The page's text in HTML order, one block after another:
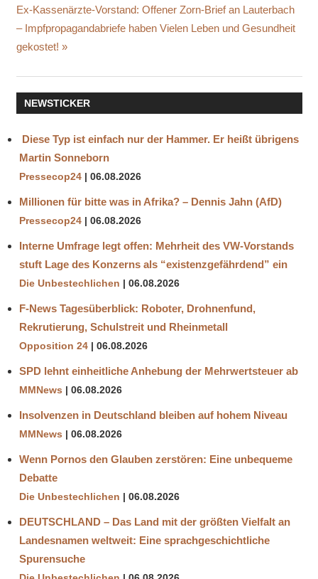
GOLD
GOLD
SILBER
Nächster
Beitrag:
Ex-Kassenärzte-Vorstand: Offener Zorn-Brief an Lauterbach
– Impfpropagandabriefe haben Vielen Leben und Gesundheit
gekostet!
NEWSTICKER
Diese Typ ist einfach nur der Hammer. Er heißt übrigens
Martin Sonneborn
Pressecop24 06.08.2026
Millionen für bitte was in Afrika? – Dennis Jahn (AfD)
Pressecop24 06.08.2026
Interne Umfrage legt offen: Mehrheit des VW-Vorstands
stuft Lage des Konzerns als “existenzgefährdend” ein
Die Unbestechlichen 06.08.2026
F-News Tagesüberblick: Roboter, Drohnenfund,
Rekrutierung, Schulstreit und Rheinmetall
Opposition 24 06.08.2026
SPD lehnt einheitliche Anhebung der Mehrwertsteuer ab
MMNews 06.08.2026
Insolvenzen in Deutschland bleiben auf hohem Niveau
MMNews 06.08.2026
Wenn Pornos den Glauben zerstören: Eine unbequeme
Debatte
Die Unbestechlichen 06.08.2026
DEUTSCHLAND – Das Land mit der größten Vielfalt an
Landesnamen weltweit: Eine sprachgeschichtliche
Spurensuche